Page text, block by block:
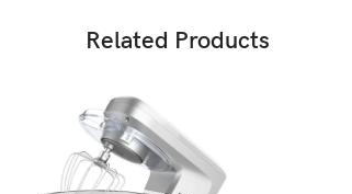
Related Products